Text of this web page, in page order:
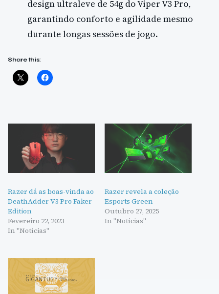
design ultraleve de 54g do Viper V3 Pro,
garantindo conforto e agilidade mesmo
durante longas sessões de jogo.
Share this:
Razer dá as boas-vinda ao
DeathAdder V3 Pro Faker
Edition
Fevereiro 22, 2023
In "Notícias"
Razer revela a coleção
Esports Green
Outubro 27, 2025
In "Notícias"